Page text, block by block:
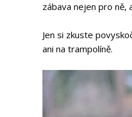
zábava nejen pro ně,
Jen si zkuste
ani na trampolíně.